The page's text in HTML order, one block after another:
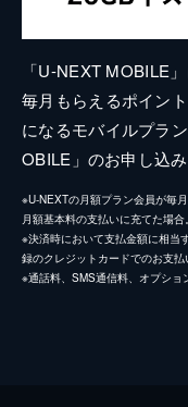
「U-NEXT MOBILE
毎月もらえるポイン
になるモバイルプラ
OBILE」のお申し込
※U-NEXTの月額プラン会員が毎
月額基本料の支払いに充てた場合。
※決済時において支払金額に相当
録のクレジットカードでのお支払
※通話料、SMS通信料、オプショ